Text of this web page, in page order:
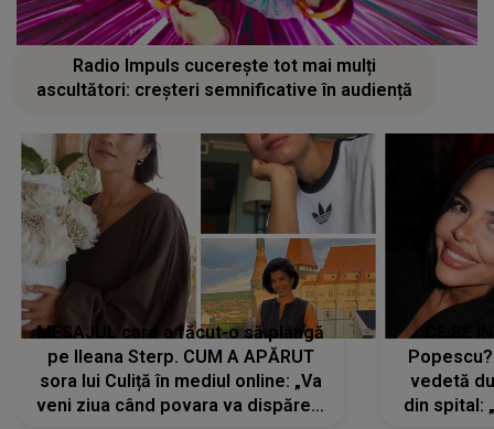
Radio Impuls cucerește tot mai mulți
ascultători: creșteri semnificative în audiență
MESAJUL care a făcut-o să plângă
pe Ileana Sterp. CUM A APĂRUT
sora lui Culiță în mediul online: „Va
veni ziua când povara va dispărea,
vedetă
din spital: